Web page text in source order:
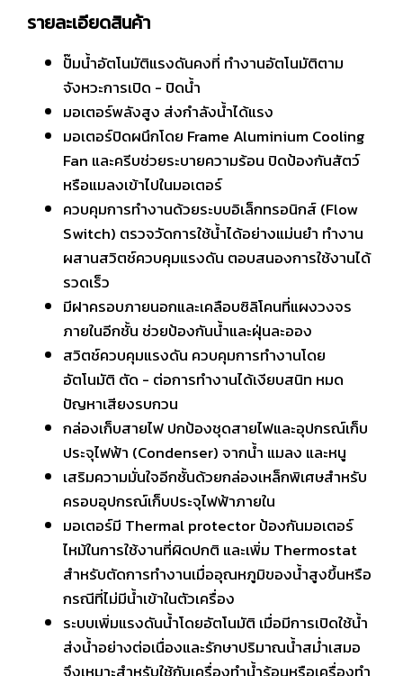
รายละเอียดสินค้า
ปั๊มน้ำอัตโนมัติแรงดันคงที่ ทำงานอัตโนมัติตาม
จังหวะการเปิด - ปิดน้ำ
มอเตอร์พลังสูง ส่งกำลังน้ำได้แรง
มอเตอร์ปิดผนึกโดย Frame Aluminium Cooling
Fan และครีบช่วยระบายความร้อน ปิดป้องกันสัตว์
หรือแมลงเข้าไปในมอเตอร์
ควบคุมการทำงานด้วยระบบอิเล็กทรอนิกส์ (Flow
Switch) ตรวจวัดการใช้น้ำได้อย่างแม่นยำ ทำงาน
ผสานสวิตช์ควบคุมแรงดัน ตอบสนองการใช้งานได้
รวดเร็ว
มีฝาครอบภายนอกและเคลือบซิลิโคนที่แผงวงจร
ภายในอีกชั้น ช่วยป้องกันน้ำและฝุ่นละออง
สวิตช์ควบคุมแรงดัน ควบคุมการทำงานโดย
อัตโนมัติ ตัด - ต่อการทำงานได้เงียบสนิท หมด
ปัญหาเสียงรบกวน
กล่องเก็บสายไฟ ปกป้องชุดสายไฟและอุปกรณ์เก็บ
ประจุไฟฟ้า (Condenser) จากน้ำ แมลง และหนู
เสริมความมั่นใจอีกชั้นด้วยกล่องเหล็กพิเศษสำหรับ
ครอบอุปกรณ์เก็บประจุไฟฟ้าภายใน
มอเตอร์มี Thermal protector ป้องกันมอเตอร์
ไหม้ในการใช้งานที่ผิดปกติ และเพิ่ม Thermostat
สำหรับตัดการทำงานเมื่ออุณหภูมิของน้ำสูงขึ้นหรือ
กรณีที่ไม่มีน้ำเข้าในตัวเครื่อง
ระบบเพิ่มแรงดันน้ำโดยอัตโนมัติ เมื่อมีการเปิดใช้น้ำ
ส่งน้ำอย่างต่อเนื่องและรักษาปริมาณน้ำสม่ำเสมอ